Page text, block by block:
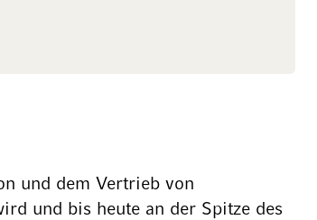
und dem Vertrieb von
und bis heute an der Spitze des